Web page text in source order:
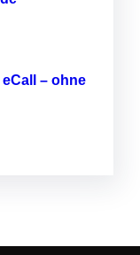
– ohne